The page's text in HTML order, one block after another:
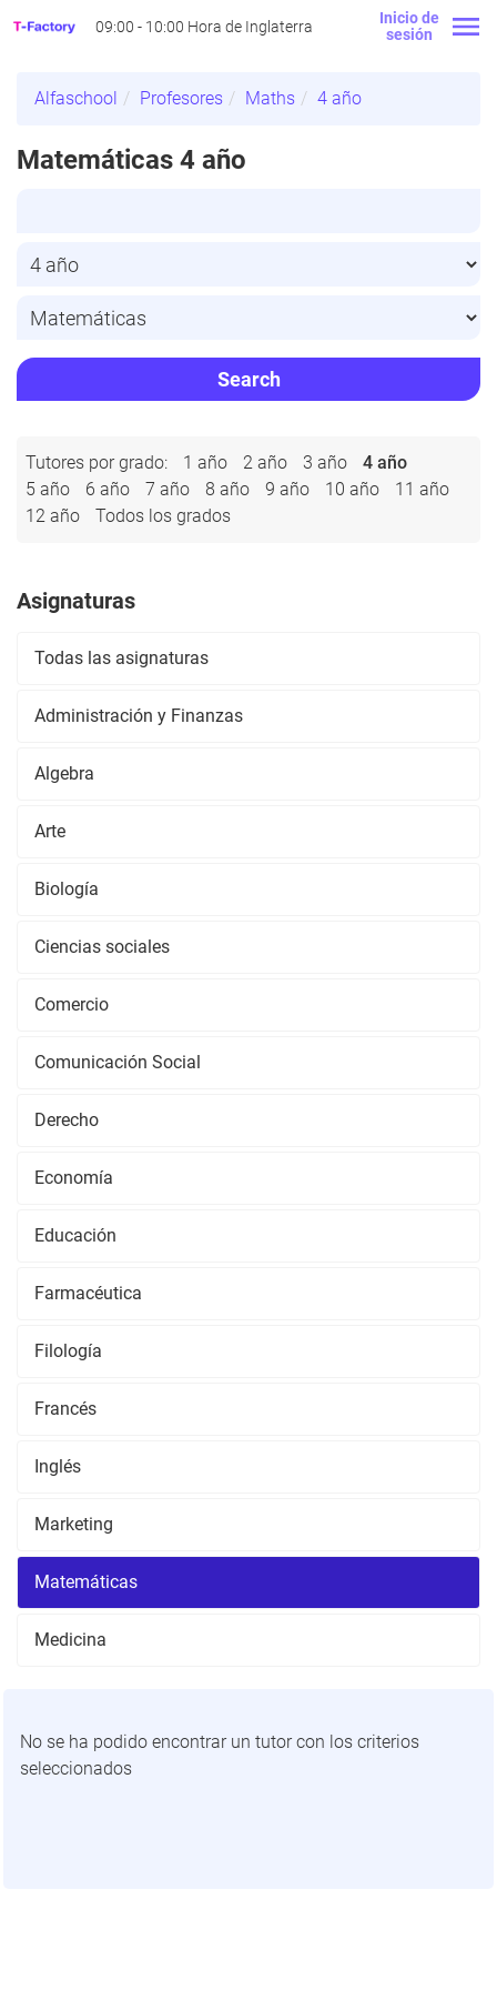
Inicio de
sesión
09:00 - 10:00 Hora de Inglaterra
Alfaschool Profesores Maths 4 año
Matemáticas 4 año
Search
Tutores por grado: 1 año 2 año 3 año
4 año
5 año
6 año 7 año 8 año 9 año 10 año
11 año
12 año
Todos los grados
No se ha podido encontrar un tutor con los criterios
seleccionados
Asignaturas
Todas las asignaturas
Administración y Finanzas
Algebra
Arte
Biología
Ciencias sociales
Comercio
Comunicación Social
Derecho
Economía
Educación
Farmacéutica
Filología
Francés
Inglés
Marketing
Matemáticas
Medicina